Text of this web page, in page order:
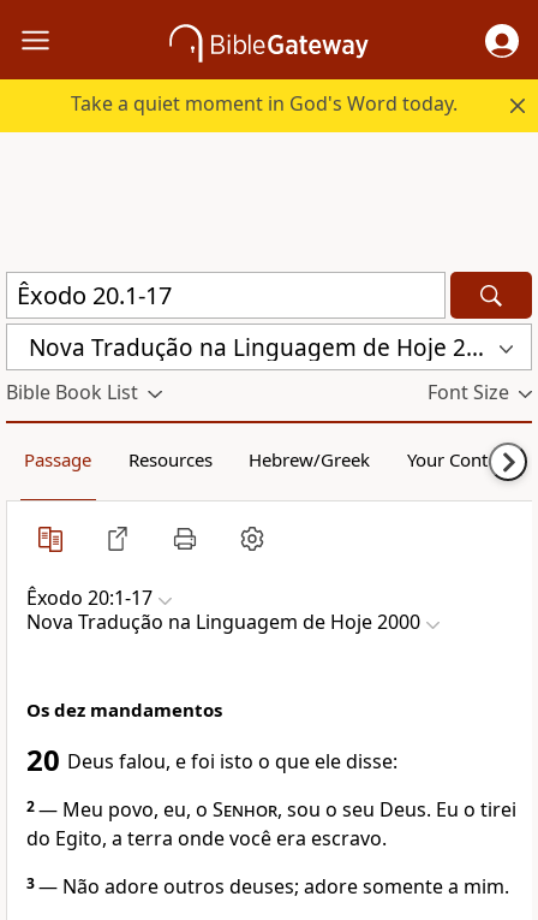
Take a quiet moment in God's Word today.
Nova Traduҫão na Linguagem de Hoje 2000 (NTLH)
Bible Book List Font Size
Passage Resources Hebrew/Greek Your Content
Êxodo 20:1-17
Nova Traduҫão na Linguagem de Hoje 2000
Os dez mandamentos
20 Deus falou, e foi isto o que ele disse:
2— Meu povo, eu, o Senhor, sou o seu Deus. Eu o tirei
do Egito, a terra onde você era escravo.
3— Não adore outros deuses; adore somente a mim.